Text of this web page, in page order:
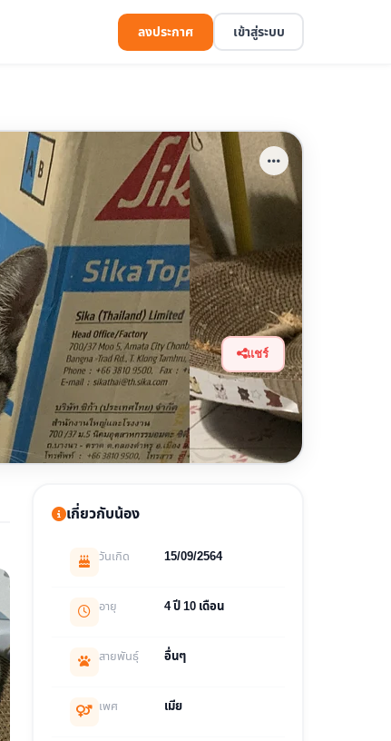
ลงประกาศ เข้าสู่ระบบ
แชร์
เกี่ยวกับน้อง
วันเกิด 15/09/2564
อายุ 4 ปี 10 เดือน
สายพันธุ์ อื่นๆ
เพศ เมีย